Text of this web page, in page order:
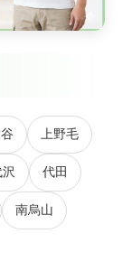
上野毛
代田
南烏山